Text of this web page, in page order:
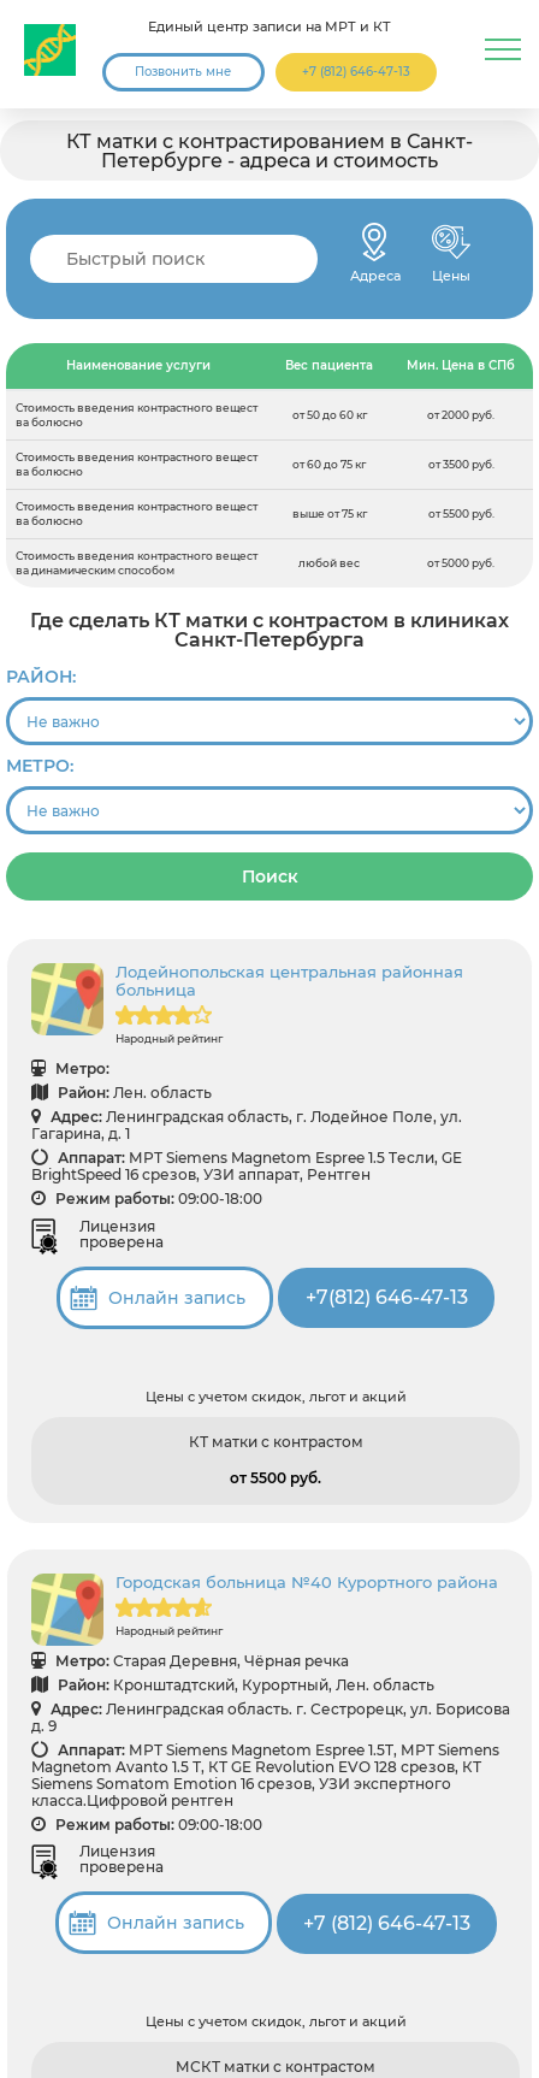
Единый центр записи на МРТ и КТ
Позвонить мне +7 (812) 646-47-13
КТ матки с контрастированием в Санкт-
Петербурге - адреса и стоимость
Адреса Цены
Наименование услуги Вес пациента Мин. Цена в СПб
Стоимость введения контрастного вещест
ва болюсно
от 50 до 60 кг от 2000 руб.
Стоимость введения контрастного вещест
ва болюсно
от 60 до 75 кг от 3500 руб.
Стоимость введения контрастного вещест
ва болюсно
выше от 75 кг от 5500 руб.
Стоимость введения контрастного вещест
ва динамическим способом
любой вес от 5000 руб.
Где сделать КТ матки с контрастом в клиниках
Санкт-Петербурга
РАЙОН:
МЕТРО:
Поиск
Лодейнопольская центральная районная
больница
Народный рейтинг
Метро:
Район: Лен. область
Адрес: Ленинградская область, г. Лодейное Поле, ул.
Гагарина, д. 1
Аппарат: МРТ Siemens Magnetom Espree 1.5 Tесли, GE
BrightSpeed 16 срезов, УЗИ аппарат, Рентген
Режим работы: 09:00-18:00
Лицензия
проверена
Онлайн запись +7(812) 646-47-13
Цены с учетом скидок, льгот и акций
КТ матки с контрастом
от 5500 pуб.
Городская больница №40 Курортного района
Народный рейтинг
Метро: Старая Деревня, Чёрная речка
Район: Кронштадтский, Курортный, Лен. область
Адрес: Ленинградская область. г. Сестрорецк, ул. Борисова
д. 9
Аппарат: МРТ Siemens Magnetom Espree 1.5T, МРТ Siemens
Magnetom Avanto 1.5 Т, КТ GE Revolution EVO 128 срезов, КТ
Siemens Somatom Emotion 16 срезов, УЗИ экспертного
класса.Цифровой рентген
Режим работы: 09:00-18:00
Лицензия
проверена
Онлайн запись +7 (812) 646-47-13
Цены с учетом скидок, льгот и акций
МСКТ матки с контрастом